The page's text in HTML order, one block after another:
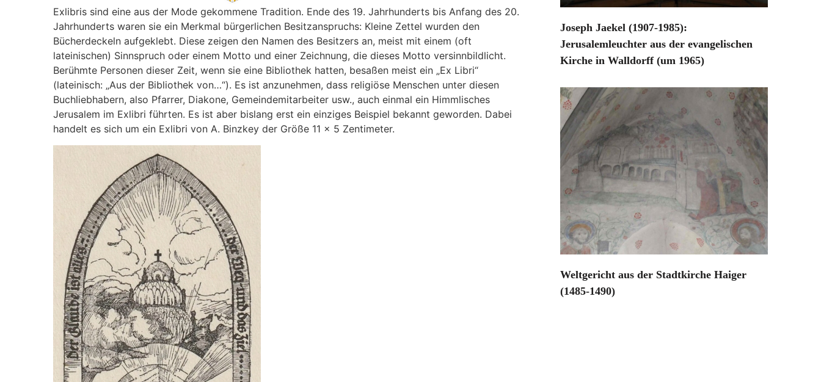
Exlibris sind eine aus der Mode gekommene Tradition. Ende des 19. Jahrhunderts bis Anfang des 20.
Jahrhunderts waren sie ein Merkmal bürgerlichen Besitzanspruchs: Kleine Zettel wurden den
Bücherdeckeln aufgeklebt. Diese zeigen den Namen des Besitzers an, meist mit einem (oft
lateinischen) Sinnspruch oder einem Motto und einer Zeichnung, die dieses Motto versinnbildlicht.
Berühmte Personen dieser Zeit, wenn sie eine Bibliothek hatten, besaßen meist ein „Ex Libri“
(lateinisch: „Aus der Bibliothek von…“). Es ist anzunehmen, dass religiöse Menschen unter diesen
Buchliebhabern, also Pfarrer, Diakone, Gemeindemitarbeiter usw., auch einmal ein Himmlisches
Jerusalem im Exlibri führten. Es ist aber bislang erst ein einziges Beispiel bekannt geworden. Dabei
handelt es sich um ein Exlibri von A. Binzkey der Größe 11 x 5 Zentimeter.
Joseph Jaekel (1907-1985):
Jerusalemleuchter aus der evangelischen
Kirche in Walldorff (um 1965)
Weltgericht aus der Stadtkirche Haiger
(1485-1490)